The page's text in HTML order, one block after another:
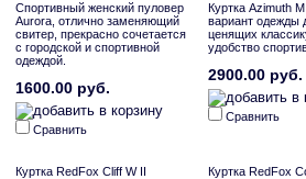
Спортивный женский пуловер
Aurora, отлично заменяющий
свитер, прекрасно сочетается
с городской и спортивной
одеждой.
1600.00 руб.
Сравнить
Куртка Azimuth
вариант одежды
ценящих
удобство
2900.00 руб.
Сравнить
Куртка RedFox Cliff W II
Куртка RedFox